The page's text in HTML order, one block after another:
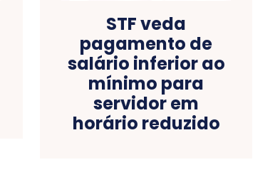
STF veda
pagamento de
salário inferior ao
mínimo para
servidor em
horário reduzido